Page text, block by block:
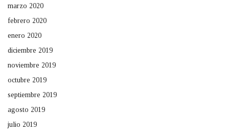
marzo 2020
febrero 2020
enero 2020
diciembre 2019
noviembre 2019
octubre 2019
septiembre 2019
agosto 2019
julio 2019